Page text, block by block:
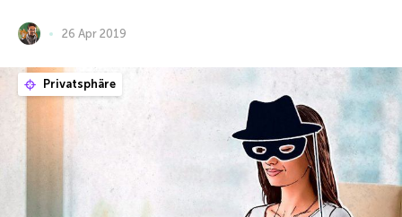
26 Apr 2019
Privatsphäre